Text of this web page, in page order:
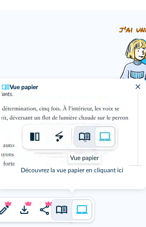
Vue papier
Découvrez la vue papier en cliquant ici
?
j'ai